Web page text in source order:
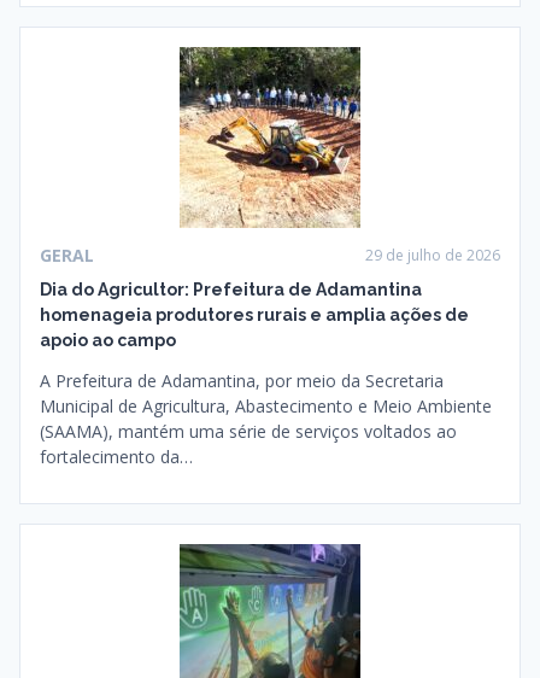
GERAL 29 de julho de 2026
Dia do Agricultor: Prefeitura de Adamantina
homenageia produtores rurais e amplia ações de
apoio ao campo
A Prefeitura de Adamantina, por meio da Secretaria
Municipal de Agricultura, Abastecimento e Meio Ambiente
(SAAMA), mantém uma série de serviços voltados ao
fortalecimento da…